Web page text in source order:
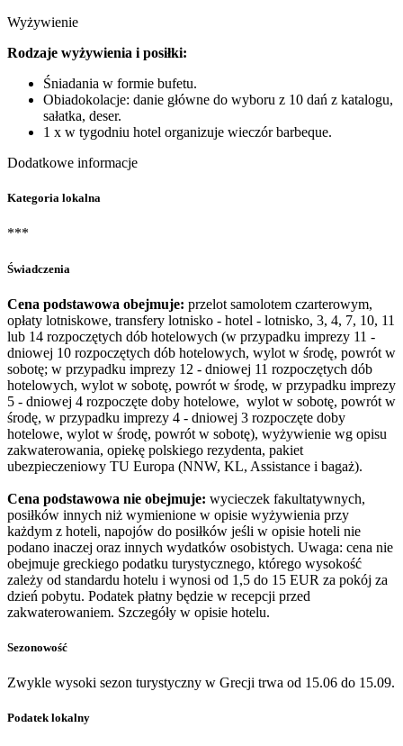
Wyżywienie
Rodzaje wyżywienia i posiłki:
Śniadania w formie bufetu.
Obiadokolacje: danie główne do wyboru z 10 dań z katalogu,
sałatka, deser.
1 x w tygodniu hotel organizuje wieczór barbeque.
Dodatkowe informacje
Kategoria lokalna
***
Świadczenia
Cena podstawowa obejmuje: przelot samolotem czarterowym,
opłaty lotniskowe, transfery lotnisko - hotel - lotnisko, 3, 4, 7, 10, 11
lub 14 rozpoczętych dób hotelowych (w przypadku imprezy 11 -
dniowej 10 rozpoczętych dób hotelowych, wylot w środę, powrót w
sobotę; w przypadku imprezy 12 - dniowej 11 rozpoczętych dób
hotelowych, wylot w sobotę, powrót w środę, w przypadku imprezy
5 - dniowej 4 rozpoczęte doby hotelowe, wylot w sobotę, powrót w
środę, w przypadku imprezy 4 - dniowej 3 rozpoczęte doby
hotelowe, wylot w środę, powrót w sobotę), wyżywienie wg opisu
zakwaterowania, opiekę polskiego rezydenta, pakiet
ubezpieczeniowy TU Europa (NNW, KL, Assistance i bagaż).
Cena podstawowa nie obejmuje: wycieczek fakultatywnych,
posiłków innych niż wymienione w opisie wyżywienia przy
każdym z hoteli, napojów do posiłków jeśli w opisie hoteli nie
podano inaczej oraz innych wydatków osobistych. Uwaga: cena nie
obejmuje greckiego podatku turystycznego, którego wysokość
zależy od standardu hotelu i wynosi od 1,5 do 15 EUR za pokój za
dzień pobytu. Podatek płatny będzie w recepcji przed
zakwaterowaniem. Szczegóły w opisie hotelu.
Sezonowość
Zwykle wysoki sezon turystyczny w Grecji trwa od 15.06 do 15.09.
Podatek lokalny